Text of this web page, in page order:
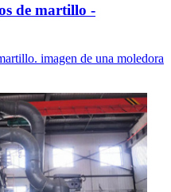
de martillo -
imagen de una moledora